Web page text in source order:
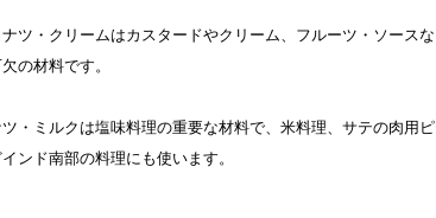
ツ・クリームはカスタードやクリーム、フルーツ・ソー
の材料です。
・ミルクは塩味料理の重要な材料で、米料理、サテの肉
ンド南部の料理にも使います。